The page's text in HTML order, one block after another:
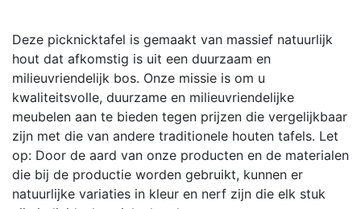
Deze picknicktafel is gemaakt van massief natuurlijk
hout dat afkomstig is uit een duurzaam en
milieuvriendelijk bos. Onze missie is om u
kwaliteitsvolle, duurzame en milieuvriendelijke
meubelen aan te bieden tegen prijzen die vergelijkbaar
zijn met die van andere traditionele houten tafels. Let
op: Door de aard van onze producten en de materialen
die bij de productie worden gebruikt, kunnen er
natuurlijke variaties in kleur en nerf zijn die elk stuk